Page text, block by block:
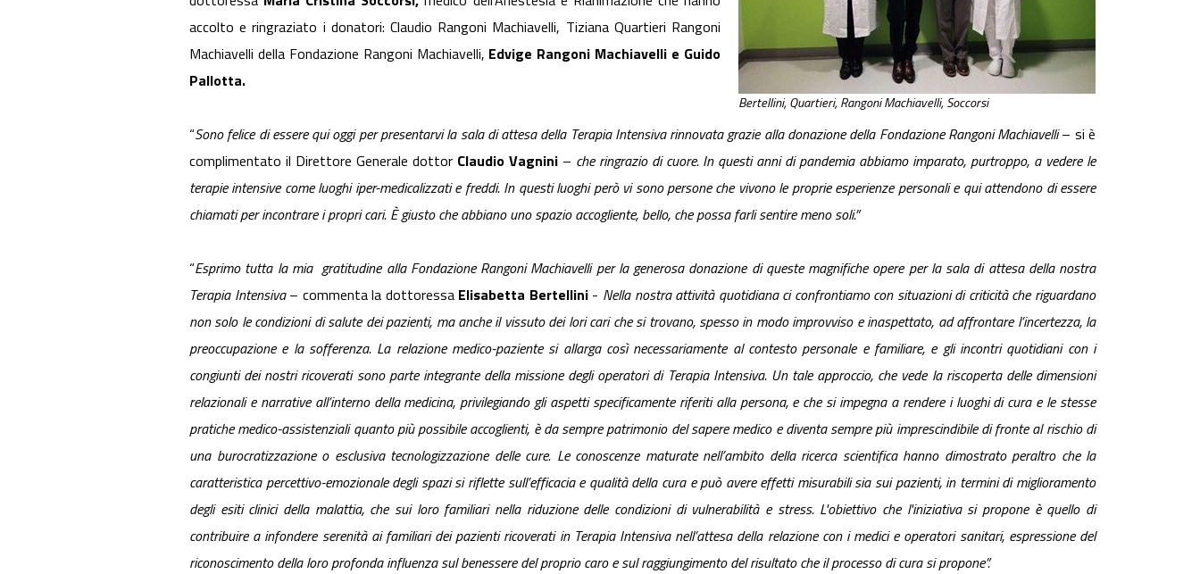
Bertellini, Quartieri, Rangoni Machiavelli, Soccorsi
accolto e ringraziato i donatori: Claudio Rangoni Machiavelli, Tiziana Quartieri Rangoni
Machiavelli della Fondazione Rangoni Machiavelli, Edvige Rangoni Machiavelli e Guido
Pallotta.
“Sono felice di essere qui oggi per presentarvi la sala di attesa della Terapia Intensiva rinnovata grazie alla donazione della Fondazione Rangoni Machiavelli– si è
complimentato il Direttore Generale dottor Claudio Vagnini– che ringrazio di cuore. In questi anni di pandemia abbiamo imparato, purtroppo, a vedere le
terapie intensive come luoghi iper-medicalizzati e freddi. In questi luoghi però vi sono persone che vivono le proprie esperienze personali e qui attendono di essere
chiamati per incontrare i propri cari. È giusto che abbiano uno spazio accogliente, bello, che possa farli sentire meno soli.”
“Esprimo tutta la mia gratitudine alla Fondazione Rangoni Machiavelli per la generosa donazione di queste magnifiche opere per la sala di attesa della nostra
Terapia Intensiva– commenta la dottoressa Elisabetta Bertellini - Nella nostra attività quotidiana ci confrontiamo con situazioni di criticità che riguardano
non solo le condizioni di salute dei pazienti, ma anche il vissuto dei lori cari che si trovano, spesso in modo improvviso e inaspettato, ad affrontare l’incertezza, la
preoccupazione e la sofferenza. La relazione medico-paziente si allarga così necessariamente al contesto personale e familiare, e gli incontri quotidiani con i
congiunti dei nostri ricoverati sono parte integrante della missione degli operatori di Terapia Intensiva. Un tale approccio, che vede la riscoperta delle dimensioni
relazionali e narrative all’interno della medicina, privilegiando gli aspetti specificamente riferiti alla persona, e che si impegna a rendere i luoghi di cura e le stesse
pratiche medico-assistenziali quanto più possibile accoglienti, è da sempre patrimonio del sapere medico e diventa sempre più imprescindibile di fronte al rischio di
una burocratizzazione o esclusiva tecnologizzazione delle cure. Le conoscenze maturate nell’ambito della ricerca scientifica hanno dimostrato peraltro che la
caratteristica percettivo-emozionale degli spazi si riflette sull’efficacia e qualità della cura e può avere effetti misurabili sia sui pazienti, in termini di miglioramento
degli esiti clinici della malattia, che sui loro familiari nella riduzione delle condizioni di vulnerabilità e stress. L'obiettivo che l'iniziativa si propone è quello di
contribuire a infondere serenità ai familiari dei pazienti ricoverati in Terapia Intensiva nell’attesa della relazione con i medici e operatori sanitari, espressione del
riconoscimento della loro profonda influenza sul benessere del proprio caro e sul raggiungimento del risultato che il processo di cura si propone”.